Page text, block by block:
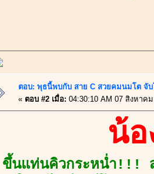
ตอบ: พุธนี้พบกับ สาย C สวยคมนมโต จั
« ตอบ #2 เมื่อ: 04:30:10 AM 07 สิงหาค
น้อ
ขึ้นแท่นคิวกระหน่ำ!!! ส